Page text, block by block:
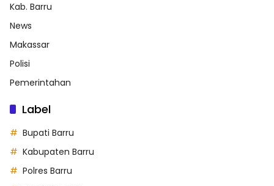
Kab. Barru
News
Makassar
Polisi
Pemerintahan
Label
Bupati Barru
Kabupaten Barru
Polres Barru